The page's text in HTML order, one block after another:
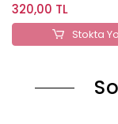
320,00 TL
Stokta